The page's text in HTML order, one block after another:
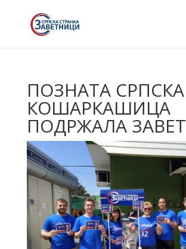
ПОЗНАТА СРПСКА
КОШАРКАШИЦА
ПОДРЖАЛА